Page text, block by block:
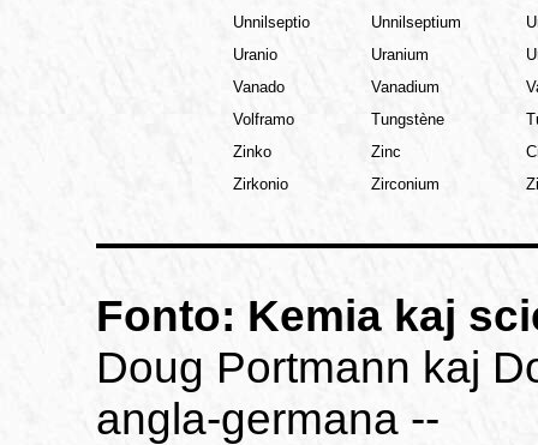
Unnilseptio
Unnilseptium
Uranio
Uranium
Vanado
Vanadium
Volframo
Tungstène
Zinko
Zinc
Zirkonio
Zirconium
Fonto: Kemia kaj
Doug Portmann kaj
angla-germana --